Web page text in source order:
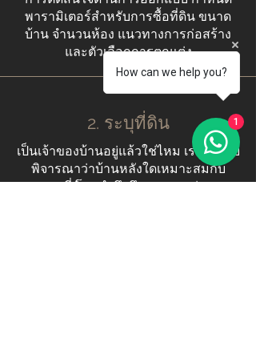
พารามิเตอร์สำหรับการซื้อที่ดิน ขนาด
บ้าน จำนวนห้อง แนวทางการก่อสร้าง
และตัวเลือกการตกแต่ง
2. ระบุที่ดิน
เป็นเจ้าของบ้านอยู่แล้วใช่ไหม เราจะช่วย
พิจารณาว่าบ้านหลังใดเหมาะสมกับ
สถานที่ โดยคำนึงถึงกฎการแบ่งเขต
How can we help you?
1